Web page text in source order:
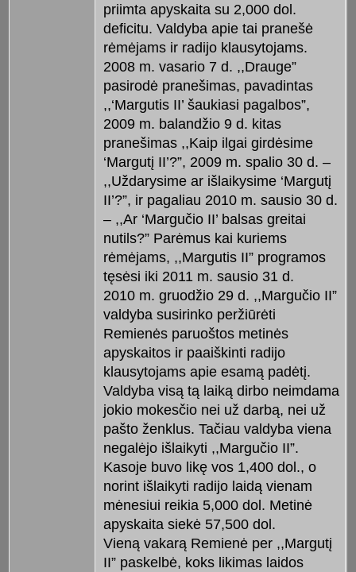
priimta apyskaita su 2,000 dol.
deficitu. Valdyba apie tai pranešė
rėmėjams ir radijo klausytojams.
2008 m. vasario 7 d. ,,Drauge”
pasirodė pranešimas, pavadintas
,,‘Margutis II’ šaukiasi pagalbos”,
2009 m. balandžio 9 d. kitas
pranešimas ,,Kaip ilgai girdėsime
‘Margutį II’?”, 2009 m. spalio 30 d. –
,,Uždarysime ar išlaikysime ‘Margutį
II’?”, ir pagaliau 2010 m. sausio 30 d.
– ,,Ar ‘Margučio II’ balsas greitai
nutils?” Parėmus kai kuriems
rėmėjams, ,,Margutis II” programos
tęsėsi iki 2011 m. sausio 31 d.
2010 m. gruodžio 29 d. ,,Margučio II”
valdyba susirinko peržiūrėti
Remienės paruoštos metinės
apyskaitos ir paaiškinti radijo
klausytojams apie esamą padėtį.
Valdyba visą tą laiką dirbo neimdama
jokio mokesčio nei už darbą, nei už
pašto ženklus. Tačiau valdyba viena
negalėjo išlaikyti ,,Margučio II”.
Kasoje buvo likę vos 1,400 dol., o
norint išlaikyti radijo laidą vienam
mėnesiui reikia 5,000 dol. Metinė
apyskaita siekė 57,500 dol.
Vieną vakarą Remienė per ,,Margutį
II” paskelbė, koks likimas laidos